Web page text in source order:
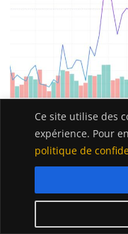
Ce site utilise des
expérience. Pour
politique de
Le XRP peut-